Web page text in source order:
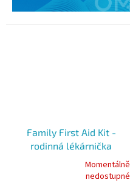
Family First Aid Kit -
rodinná lékárnička
Momentálně
nedostupné